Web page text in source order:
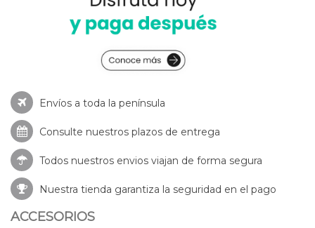
Envíos a toda la península
Consulte nuestros plazos de entrega
Todos nuestros envios viajan de forma segura
Nuestra tienda garantiza la seguridad en el pago
ACCESORIOS